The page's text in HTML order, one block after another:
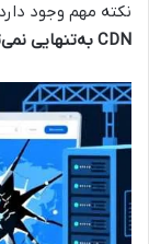
نکته مهم وجود
CDN به‌تنهایی نمی‌تواند همه مشکلات سرعت سایت را حل کند.